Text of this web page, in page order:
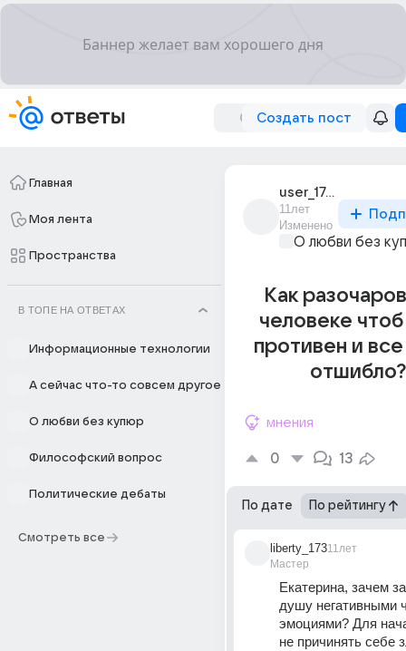
Создать пост
Главная
Моя лента
Пространства
В ТОПЕ НА ОТВЕТАХ
Информационные технологии
А сейчас что-то совсем другое
О любви без купюр
Философский вопрос
Политические дебаты
Смотреть все
user_176588836
11лет
Изменено
О любви без
Как
человеке
противен и
мнения
0 13
По дате По рейтингу
liberty_173
Мастер
11лет
Екатерина, зачем
душу негативными
эмоциями? Для
не причинять себе